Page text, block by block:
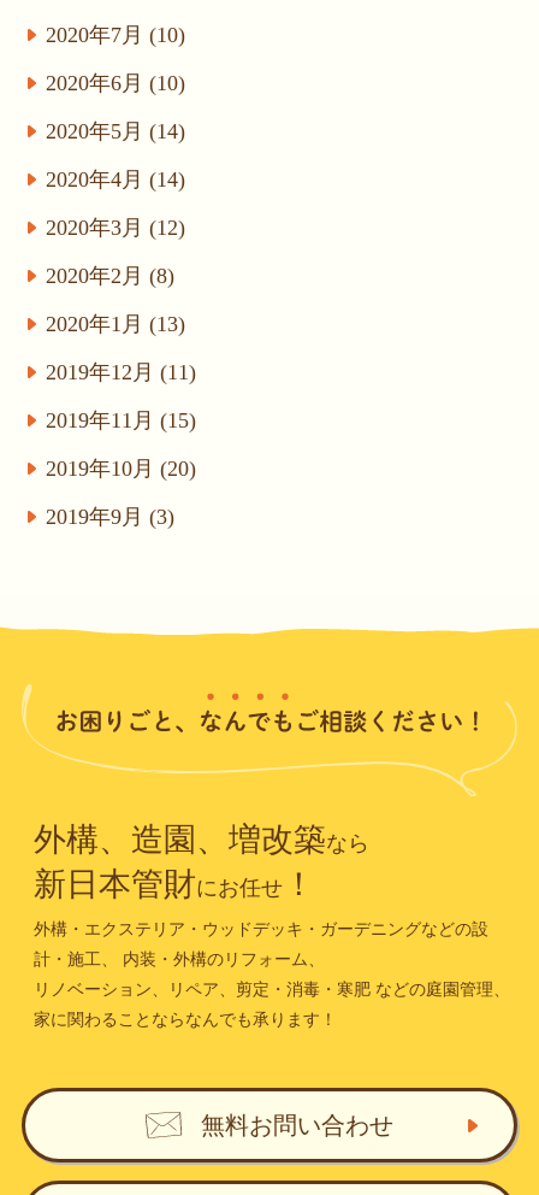
2020年7月 (10)
2020年6月 (10)
2020年5月 (14)
2020年4月 (14)
2020年3月 (12)
2020年2月 (8)
2020年1月 (13)
2019年12月 (11)
2019年11月 (15)
2019年10月 (20)
2019年9月 (3)
外構、造園、増改築なら
新日本管財にお任せ！
外構・エクステリア・ウッドデッキ・ガーデニングなどの設
計・施工、
内装・外構のリフォーム、
リノベーション、リペア、剪定・消毒・寒肥などの庭園管理、
家に関わることならなんでも承ります！
無料お問い合わせ